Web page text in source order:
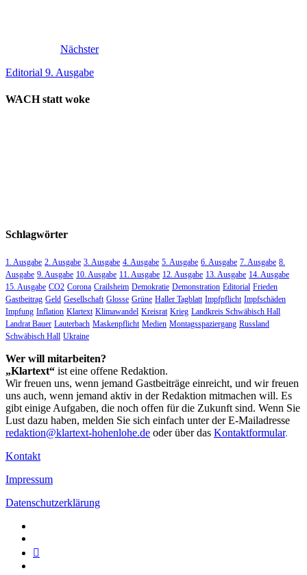
Nächster
Editorial 9. Ausgabe
WACH statt woke
Schlagwörter
1. Ausgabe 2. Ausgabe 3. Ausgabe 4. Ausgabe 5. Ausgabe 6. Ausgabe 7. Ausgabe 8.
Ausgabe 9. Ausgabe 10. Ausgabe 11. Ausgabe 12. Ausgabe 13. Ausgabe 14. Ausgabe
15. Ausgabe CO2 Corona Crailsheim Demokratie Demonstration Editorial Frieden
Gastbeitrag Geld Gesellschaft Glosse Grüne Haller Tagblatt Impfpflicht Impfschäden
Impfung Inflation Klartext Klimawandel Kreisrat Krieg Landkreis Schwäbisch Hall
Landrat Bauer Lauterbach Maskenpflicht Medien Montagsspaziergang Russland
Schwäbisch Hall Ukraine
Wer will mitarbeiten?
„Klartext“ ist eine offene Redaktion.
Wir freuen uns, wenn jemand Gastbeiträge einreicht, und wir freuen
uns auch, wenn jemand aktiv in der Redaktion mitmachen will. Es
gibt einige Aufgaben, die noch offen für die Zukunft sind. Wenn Sie
Lust dazu haben, melden Sie sich einfach unter der E-Mailadresse
redaktion@klartext-hohenlohe.de oder über das Kontaktformular.
Kontakt
Impressum
Datenschutzerklärung